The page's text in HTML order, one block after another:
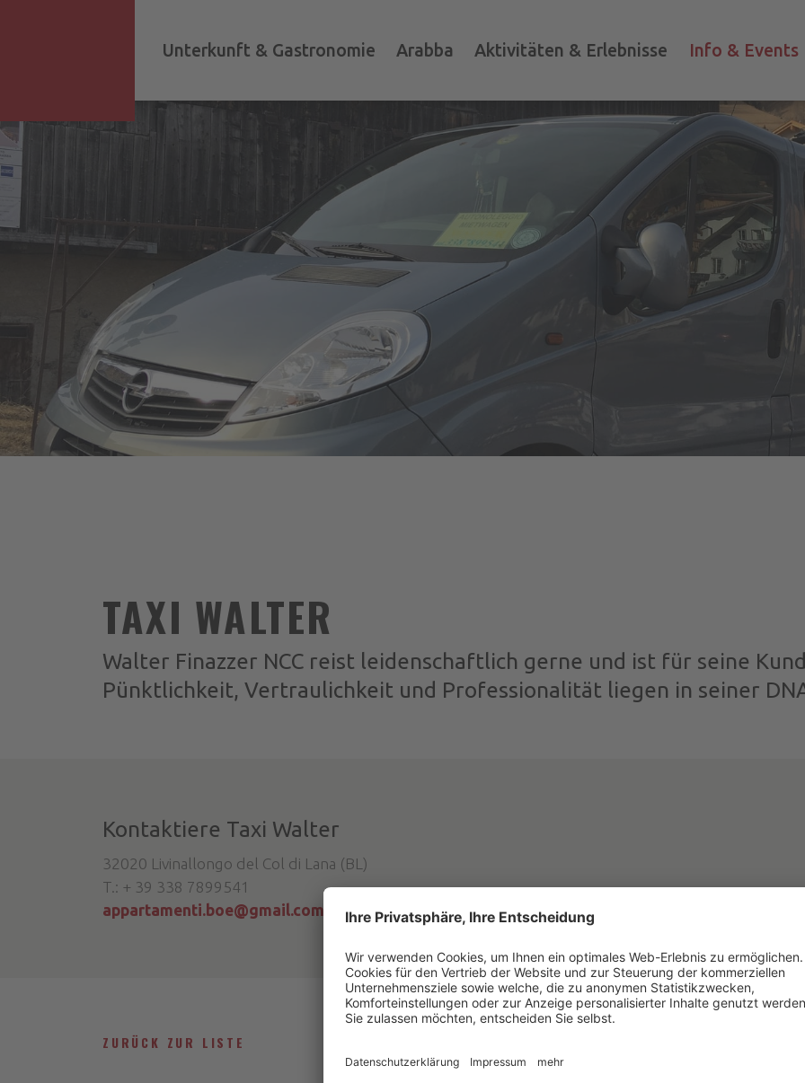
Unterkunft & Gastronomie Arabba Aktivitäten & Erlebnisse Info & Events
TAXI WALTER
Walter Finazzer NCC reist leidenschaftlich gerne und ist für seine
Pünktlichkeit, Vertraulichkeit und Professionalität liegen in seiner
Kontaktiere Taxi Walter
32020 Livinallongo del Col di Lana (BL)
T.: + 39 338 7899541
appartamenti.boe@gmail.com
taxiarabba@gmail.com
ZURÜCK ZUR LISTE